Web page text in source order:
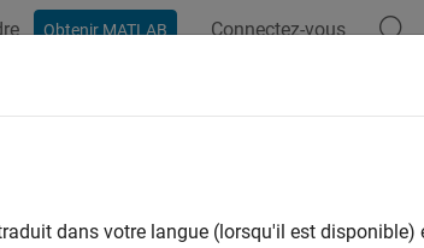
Obtenir MATLAB Connectez-vous
dans votre langue (lorsqu'il est